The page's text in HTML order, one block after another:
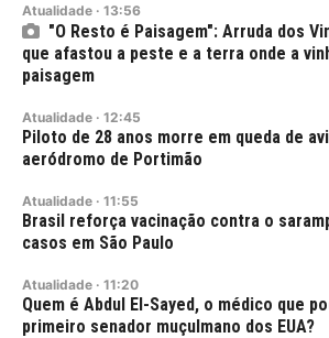
Atualidade · 13:56
"O Resto é Paisagem": Arruda dos
que afastou a peste e a terra onde a
paisagem
Atualidade · 12:45
Piloto de 28 anos morre em queda de
aeródromo de Portimão
Atualidade · 11:55
Brasil reforça vacinação contra o
casos em São Paulo
Atualidade · 11:20
Quem é Abdul El-Sayed, o médico que
primeiro senador muçulmano dos EUA?